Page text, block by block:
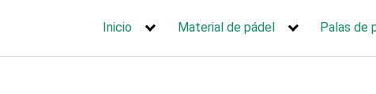
Inicio Material de pádel Palas de